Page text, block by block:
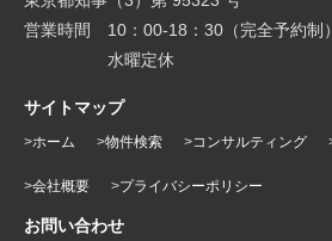
営業時間 10：00-18：30（完全予約制）
水曜定休
サイトマップ
ホーム 物件検索 コンサルティング
会社概要 プライバシーポリシー
お問い合わせ